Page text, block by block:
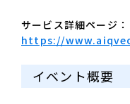
サービス詳細ページ：
https://
イベント概要